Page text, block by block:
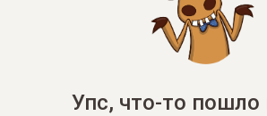
Упс, что-то пошло